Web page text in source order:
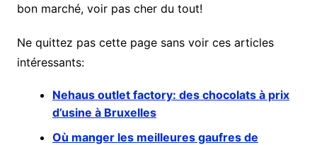
bon marché, voir pas cher du tout!
Ne quittez pas cette page sans voir ces articles
intéressants:
Nehaus outlet factory: des chocolats à prix
d’usine à Bruxelles
Où manger les meilleures gaufres de